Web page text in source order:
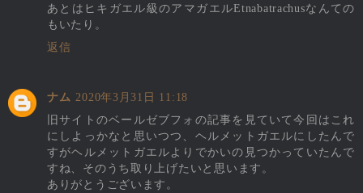
あとはヒキガエル級のアマガエルEtnabatrachusなんての
もいたり。
返信
ナム 2020年3月31日 11:18
旧サイトのベールゼブフォの記事を見ていて今回はこれ
にしよっかなと思いつつ、ヘルメットガエルにしたんで
すがヘルメットガエルよりでかいの見つかっていたんで
すね、そのうち取り上げたいと思います。
ありがとうございます。